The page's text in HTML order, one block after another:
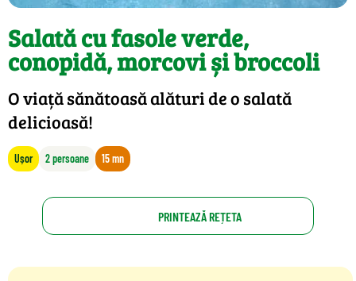
Salată cu fasole verde,
conopidă, morcovi și broccoli
O viață sănătoasă alături de o salată
delicioasă!
Ușor 2 persoane 15 mn
PRINTEAZĂ REȚETA